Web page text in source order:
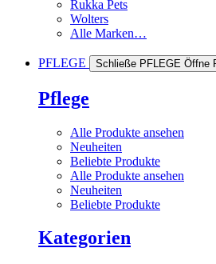
Rukka Pets
Wolters
Alle Marken…
PFLEGE Schließe PFLEGE Öffne
Pflege
Alle Produkte ansehen
Neuheiten
Beliebte Produkte
Alle Produkte ansehen
Neuheiten
Beliebte Produkte
Kategorien